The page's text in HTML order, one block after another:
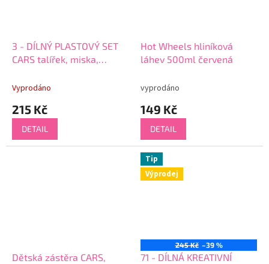
3 - DÍLNÝ PLASTOVÝ SET
CARS talířek, miska,
Vyprodáno
215 Kč
DETAIL
Hot Wheels hliníková
láhev 500ml červená
vyprodáno
149 Kč
DETAIL
Dětská zástěra CARS,
Tip
Výprodej
245 Kč –39 %
71 - DÍLNÁ KREATIVNÍ